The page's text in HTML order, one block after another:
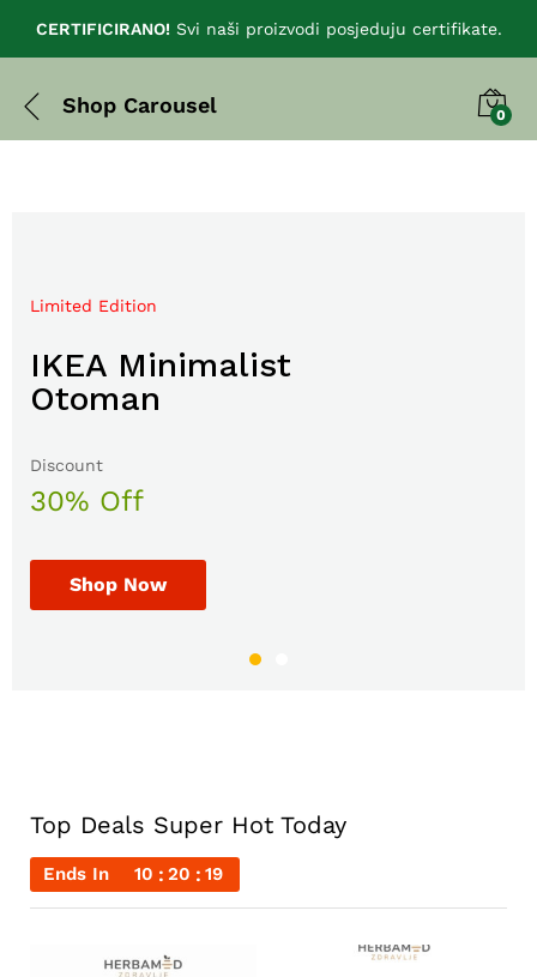
CERTIFICIRANO! Svi naši proizvodi posjeduju certifikate.
Shop Carousel 0
Limited Edition
IKEA Minimalist
Otoman
Discount
30% Off
Shop Now
Mega Sale Nov 2017
Double Combo With
The Body Shop
Sale up to
50% Off
Shop Now
Top Deals Super Hot Today
Ends In 10 20 19